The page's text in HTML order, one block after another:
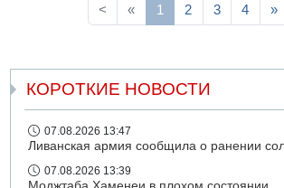
< « 1 2 3 4 »
КОРОТКИЕ НОВОСТИ
07.08.2026 13:47
Ливанская армия сообщила о ранении
07.08.2026 13:39